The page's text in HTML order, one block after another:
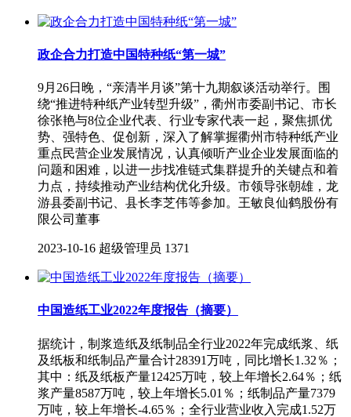
政企合力打造中国特种纸“第一城”
9月26日晚，“亲清半月谈”第十九期叙谈活动举行。围
绕“推进特种纸产业转型升级”，衢州市委副书记、市长
徐张艳与8位企业代表、行业专家代表一起，聚焦抓优
势、强特色、促创新，深入了解掌握衢州市特种纸产业
重点民营企业发展情况，认真倾听产业企业发展面临的
问题和困难，以进一步找准链式集群提升的关键点和着
力点，持续推动产业结构优化升级。市领导张朝雄，龙
游县委副书记、县长李芝伟等参加。王敏良仙鹤股份有
限公司董事
2023-10-16 超级管理员 1371
中国造纸工业2022年度报告（摘要）
据统计，制浆造纸及纸制品全行业2022年完成纸浆、纸
及纸板和纸制品产量合计28391万吨，同比增长1.32％；
其中：纸及纸板产量12425万吨，较上年增长2.64％；纸
浆产量8587万吨，较上年增长5.01％；纸制品产量7379
万吨，较上年增长-4.65％；全行业营业收入完成1.52万